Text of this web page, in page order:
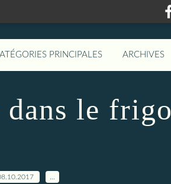
PRINCIPALES ARCHIVES
dans le frigo